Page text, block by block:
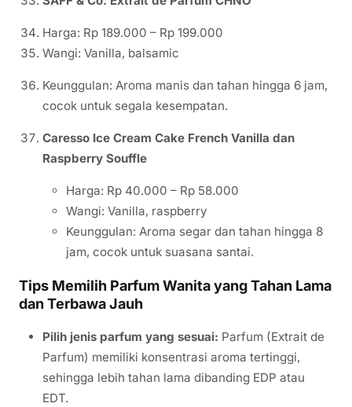
Harga: Rp 189.000 – Rp 199.000
Wangi: Vanilla, balsamic
Keunggulan: Aroma manis dan tahan hingga 6 jam,
cocok untuk segala kesempatan.
Caresso Ice Cream Cake French Vanilla dan
Raspberry Souffle
Harga: Rp 40.000 – Rp 58.000
Wangi: Vanilla, raspberry
Keunggulan: Aroma segar dan tahan hingga 8
jam, cocok untuk suasana santai.
Tips Memilih Parfum Wanita yang Tahan Lama
dan Terbawa Jauh
Pilih jenis parfum yang sesuai: Parfum (Extrait de
Parfum) memiliki konsentrasi aroma tertinggi,
sehingga lebih tahan lama dibanding EDP atau
EDT.